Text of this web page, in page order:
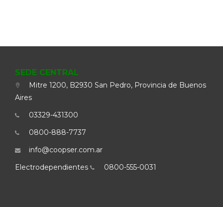
SEDE CENTRAL
Mitre 1200, B2930 San Pedro, Provincia de Buenos
Aires
03329-431300
0800-888-7737
info@coopser.com.ar
Electrodependientes
0800-555-0031